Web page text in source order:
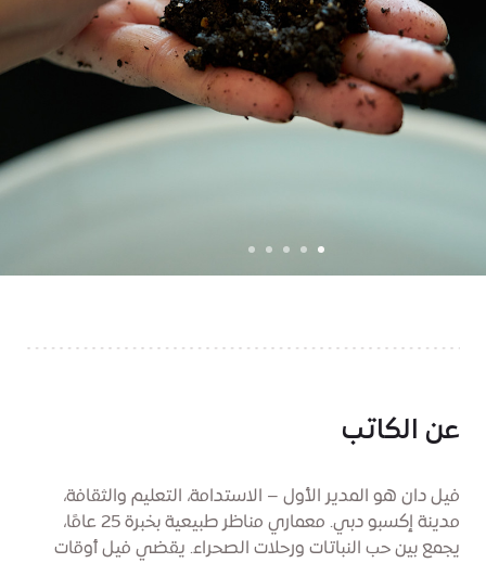
عن الكاتب
فيل دان هو المدير الأول – الاستدامة، التعليم والثقافة،
مدينة إكسبو دبي. معماري مناظر طبيعية بخبرة 25 عامًا،
يجمع بين حب النباتات ورحلات الصحراء. يقضي فيل أوقات